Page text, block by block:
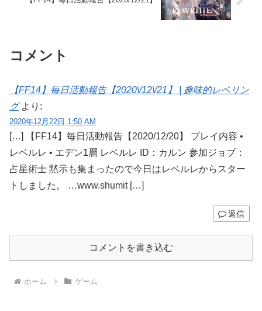
コメント
【FF14】毎日活動報告【2020\/12\/21】 | 趣味的レベリン
グ より:
2020年12月22日 1:50 AM
[…] 【FF14】毎日活動報告【2020/12/20】 プレイ内容 •
レベルレ • エデン1層 レベルレ ID：カルン 参加ジョブ：
占星術士 黙示も集まったので今日はレベルレからスター
トしました。 …www.shumit […]
返信
コメントを書き込む
ホーム ゲーム